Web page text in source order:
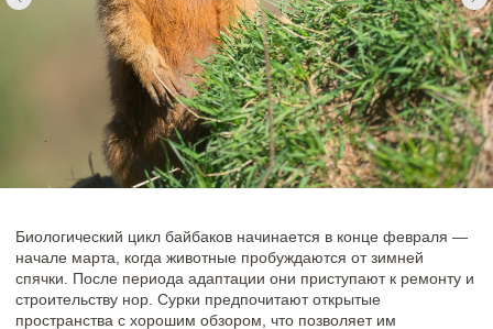
Байбаки — самые крупные представители семейства
беличьих.
В зимний период температура их тела может
опускаться до 4–5 градусов Цельсия.
Продолжительность спячки составляет около 6–7
В одной колонии может проживать до 20–30 особей.
Рацион байбаков преимущественно растительный и
включает луковицы, корневища, цветки, семена и
зелёные части растений. Они достаточно
чувствительны к содержанию влаги в пище и могут
обходиться водой, содержащейся в кормах. Животную
пищу, такую как гусеницы, саранчовые и моллюски,
Период беременности у байбаков длится 30–35 дней,
после чего на свет появляется 3–6 детёнышей.
Эти удивительные животные демонстрируют удивительную
способность к адаптации и выживанию в условиях степной
экосистемы, что делает их важным элементом природного
баланса.